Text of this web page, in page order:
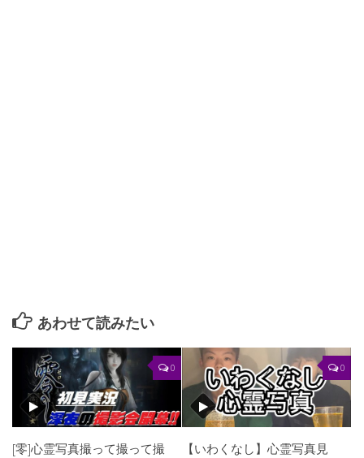
あわせて読みたい
0
[零]心霊写真撮って撮って撮
0
【いわくなし】心霊写真見